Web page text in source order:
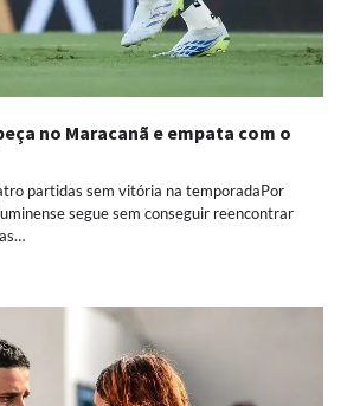
no Maracanã e empata com o
partidas sem vitória na temporadaPor
segue sem conseguir reencontrar